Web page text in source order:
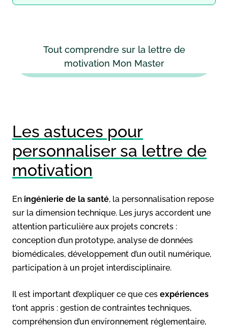
Tout comprendre sur la lettre de
motivation Mon Master
Les astuces pour
personnaliser sa lettre de
motivation
En ingénierie de la santé, la personnalisation repose
sur la dimension technique. Les jurys accordent une
attention particulière aux projets concrets :
conception d’un prototype, analyse de données
biomédicales, développement d’un outil numérique,
participation à un projet interdisciplinaire.
Il est important d’expliquer ce que ces expériences
t’ont appris : gestion de contraintes techniques,
compréhension d’un environnement réglementaire,